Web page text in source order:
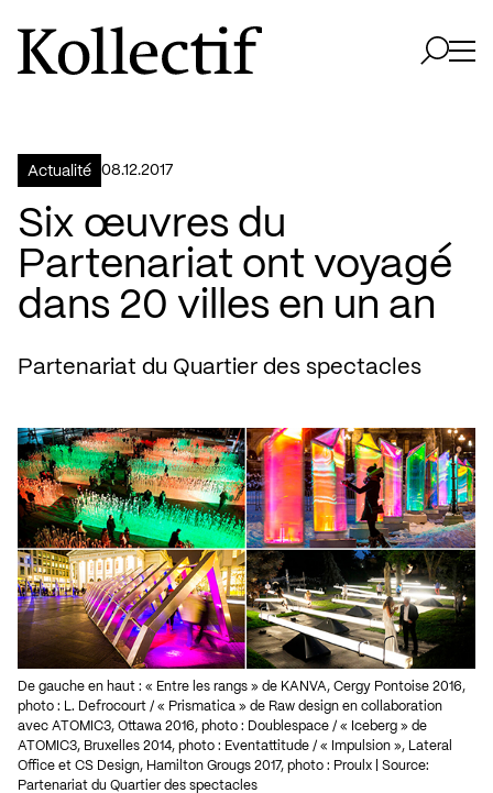
Aller à la page d'accueil
Logo Kollectif
Actualité 08.12.2017
Six œuvres du
Partenariat ont voyagé
dans 20 villes en un an
Partenariat du Quartier des spectacles
De gauche en haut : « Entre les rangs » de KANVA, Cergy Pontoise 2016,
photo : L. Defrocourt / « Prismatica » de Raw design en collaboration
avec ATOMIC3, Ottawa 2016, photo : Doublespace / « Iceberg » de
ATOMIC3, Bruxelles 2014, photo : Eventattitude / « Impulsion », Lateral
Office et CS Design, Hamilton Grougs 2017, photo : Proulx | Source:
Partenariat du Quartier des spectacles